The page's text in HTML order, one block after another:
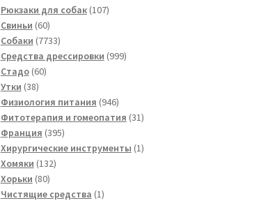
товаров
Рюкзаки для собак 107107
Свиньи 6060
товаров
Собаки 77337733
товара
Средства дрессировки 999999
Стадо 6060
Утки 3838
товаров
Физиология питания 946946
товаров
Фитотерапия и гомеопатия 3131
Франция 395395
товаров
Хирургические инструменты 11
Хомяки 132132
Хорьки 8080
товаров
Чистящие средства 11